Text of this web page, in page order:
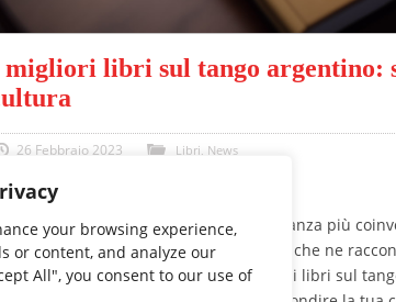
your browsing experience,
or content, and analyze our
All", you consent to our use of
libri sul tango argentino:
26 Febbraio 2023 Libri News
argentino è una delle forme di danza più
sono racchiuse in diversi libri che ne
articolo troverai alcuni dei migliori libri sul